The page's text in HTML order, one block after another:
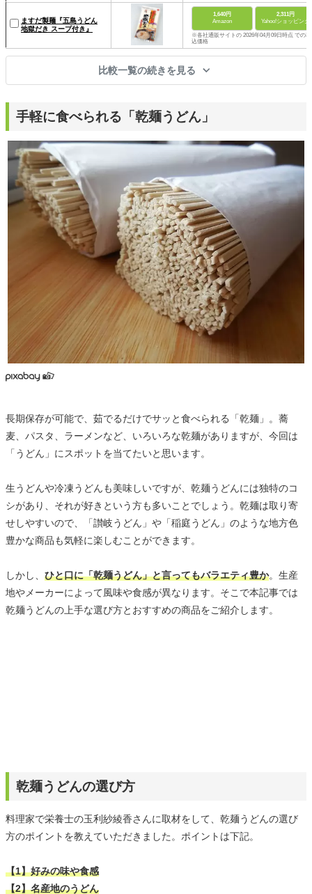
ますだ製麺『五島うどん
地獄だき スープ付き』
1,640円
Amazon
2,311円
Yahoo!ショッピング
※各社通販サイトの 2026年04月09日時点 での税
込価格
比較一覧の続きを見る
手軽に食べられる「乾麺うどん」
長期保存が可能で、茹でるだけでサッと食べられる「乾麺」。蕎
麦、パスタ、ラーメンなど、いろいろな乾麺がありますが、今回は
「うどん」にスポットを当てたいと思います。
生うどんや冷凍うどんも美味しいですが、乾麺うどんには独特のコ
シがあり、それが好きという方も多いことでしょう。乾麺は取り寄
せしやすいので、「讃岐うどん」や「稲庭うどん」のような地方色
豊かな商品も気軽に楽しむことができます。
しかし、 ひと口に「乾麺うどん」と言ってもバラエティ豊か。生産
地やメーカーによって風味や食感が異なります。そこで本記事では
乾麺うどんの上手な選び方とおすすめの商品をご紹介します。
乾麺うどんの選び方
料理家で栄養士の玉利紗綾香さんに取材をして、乾麺うどんの選び
方のポイントを教えていただきました。ポイントは下記。
【1】好みの味や食感
【2】名産地のうどん